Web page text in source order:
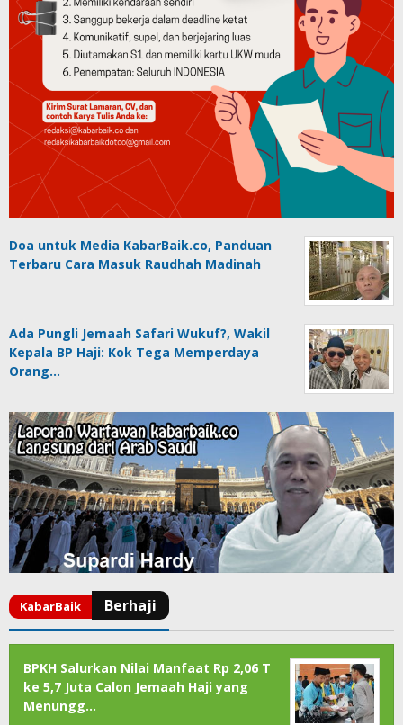
Doa untuk Media KabarBaik.co, Panduan
Terbaru Cara Masuk Raudhah Madinah
Ada Pungli Jemaah Safari Wukuf?, Wakil
Kepala BP Haji: Kok Tega Memperdaya
Orang…
BPKH Salurkan Nilai Manfaat Rp 2,06 T
ke 5,7 Juta Calon Jemaah Haji yang
Menungg…